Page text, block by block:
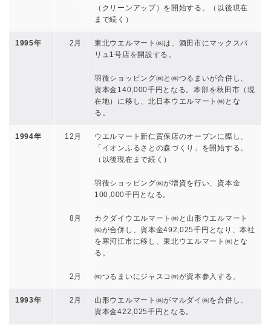
（クリーンアップ）を開始する。（以後現在
まで続く）
1995年 2月
東北ウエルマート㈱は、酒田市にマックスバ
リュ1号店を開設する。
羽後ショッピング㈱と㈱つるまいが合併し、
資本金140,000千円となる。本部を秋田市（現
在地）に移し、北日本ウエルマート㈱とな
る。
1994年 12月
ウエルマート新仁賀保店のオープンに際し、
「イオンふるさとの森づくり」を開始する。
（以後現在まで続く）
羽後ショッピング㈱が増資を行い、資本金
100,000千円となる。
8月
カクダイウエルマート㈱と山形ウエルマート
㈱が合併し、資本金492,025千円となり、本社
を寒河江市に移し、東北ウエルマート㈱とな
る。
2月 ㈱つるまいにジャスコ㈱が資本参入する。
1993年 2月
山形ウエルマート㈱がマルダイ㈱を合併し、
資本金422,025千円となる。